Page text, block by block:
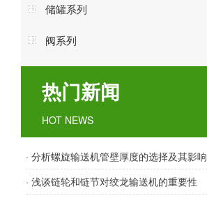
储罐系列
阀系列
热门新闻
HOT NEWS
· 分析螺旋输送机管壁厚度的选择及其影响
· 浅谈链轮和链节对绞龙输送机的重要性